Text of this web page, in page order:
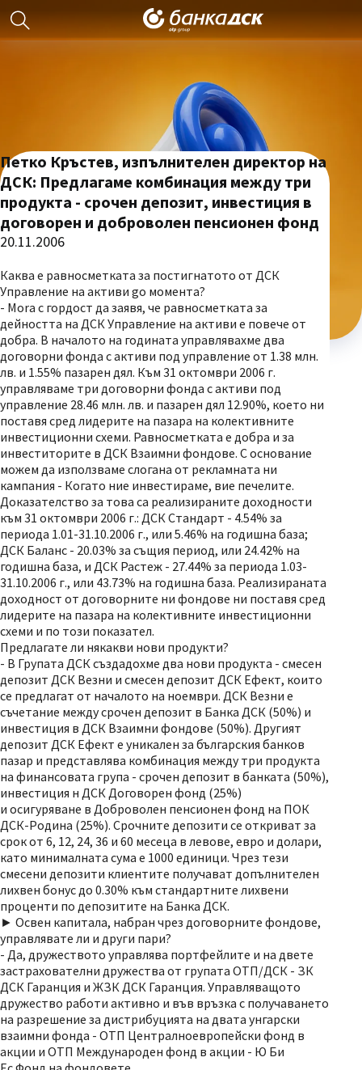
Петко Кръстев, изпълнителен директор на
ДСК: Предлагаме комбинация между три
продукта - срочен депозит, инвестиция в
договорен и доброволен пенсионен фонд
20.11.2006
Каква е равносметката за постигнатото от ДСК
Управление на активи go момента?
- Mora c гордост да заявя, че равносметката за
дейността на ДСК Управление на активи е повече от
добра. В началото на годината управлявахме два
договорни фонда с активи под управление от 1.38 млн.
лв. и 1.55% пазарен дял. Към 31 октомври 2006 г.
управляваме три договорни фонда с активи под
управление 28.46 млн. лв. и пазарен дял 12.90%, което ни
поставя сред лидерите на пазара на колективните
инвестиционни схеми. Равносметката е добра и за
инвеститорите в ДСК Взаимни фондове. С основание
можем да използваме слогана от рекламната ни
кампания - Когато ние инвестираме, вие печелите.
Доказателство за това са реализираните доходности
към 31 октомври 2006 г.: ДСК Стандарт - 4.54% за
периода 1.01-31.10.2006 г., или 5.46% на годишна база;
ДСК Баланс - 20.03% за същия период, или 24.42% на
годишна база, и ДСК Растеж - 27.44% за периода 1.03-
31.10.2006 г., или 43.73% на годишна база. Реализираната
доходност от договорните ни фондове ни поставя сред
лидерите на пазара на колективните инвестиционни
схеми и по този показател.
Предлагате ли някакви нови продукти?
- В Групата ДСК създадохме два нови продукта - смесен
депозит ДСК Везни и смесен депозит ДСК Ефект, които
се предлагат от началото на ноември. ДСК Везни е
съчетание между срочен депозит в Банка ДСК (50%) и
инвестиция в ДСК Взаимни фондове (50%). Другият
депозит ДСК Ефект е уникален за българския банков
пазар и представлява комбинация между три продукта
на финансовата група - срочен депозит в банката (50%),
инвестиция н ДСК Договорен фонд (25%)
и осигуряване в Доброволен пенсионен фонд на ПОК
ДСК-Родина (25%). Срочните депозити се откриват за
срок от 6, 12, 24, 36 и 60 месеца в левове, евро и долари,
като минималната сума е 1000 единици. Чрез тези
смесени депозити клиентите получават допълнителен
лихвен бонус до 0.30% към стандартните лихвени
проценти по депозитите на Банка ДСК.
► Освен капитала, набран чрез договорните фондове,
управлявате ли и други пари?
- Да, дружеството управлява портфейлите и на двете
застрахователни дружества от групата ОТП/ДСК - ЗК
ДСК Гаранция и ЖЗК ДСК Гаранция. Управляващото
дружество работи активно и във връзка с получаването
на разрешение за дистрибуцията на двата унгарски
взаимни фонда - ОТП Централноевропейски фонд в
акции и ОТП Международен фонд в акции - Ю Би